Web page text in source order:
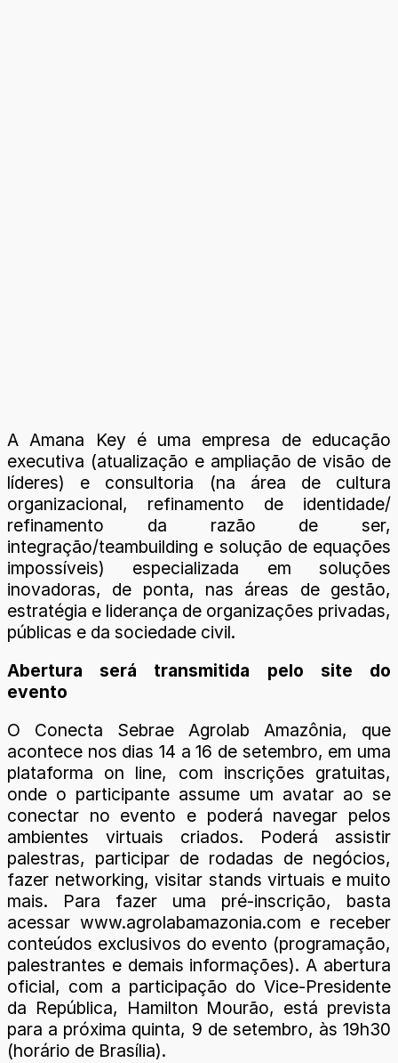
A Amana Key é uma empresa de educação
executiva (atualização e ampliação de visão de
líderes) e consultoria (na área de cultura
organizacional, refinamento de identidade/
refinamento da razão de ser,
integração/teambuilding e solução de equações
impossíveis) especializada em soluções
inovadoras, de ponta, nas áreas de gestão,
estratégia e liderança de organizações privadas,
públicas e da sociedade civil.
Abertura será transmitida pelo site do
evento
O Conecta Sebrae Agrolab Amazônia, que
acontece nos dias 14 a 16 de setembro, em uma
plataforma on line, com inscrições gratuitas,
onde o participante assume um avatar ao se
conectar no evento e poderá navegar pelos
ambientes virtuais criados. Poderá assistir
palestras, participar de rodadas de negócios,
fazer networking, visitar stands virtuais e muito
mais. Para fazer uma pré-inscrição, basta
acessar www.agrolabamazonia.com e receber
conteúdos exclusivos do evento (programação,
palestrantes e demais informações). A abertura
oficial, com a participação do Vice-Presidente
da República, Hamilton Mourão, está prevista
para a próxima quinta, 9 de setembro, às 19h30
(horário de Brasília).